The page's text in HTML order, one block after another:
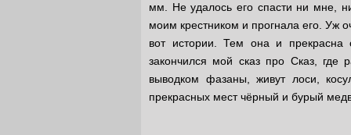
мм. Не удалось его спасти ни мне,
моим крестником и прогнала его. Уж
вот истории. Тем она и прекрасна
закончился мой сказ про Сказ, где
выводком фазаны, живут лоси,
прекрасных мест чёрный и бурый